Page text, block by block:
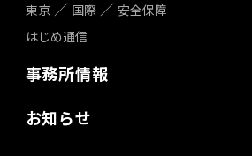
東京
国際
安全保障
はじめ通信
事務所情報
お知らせ